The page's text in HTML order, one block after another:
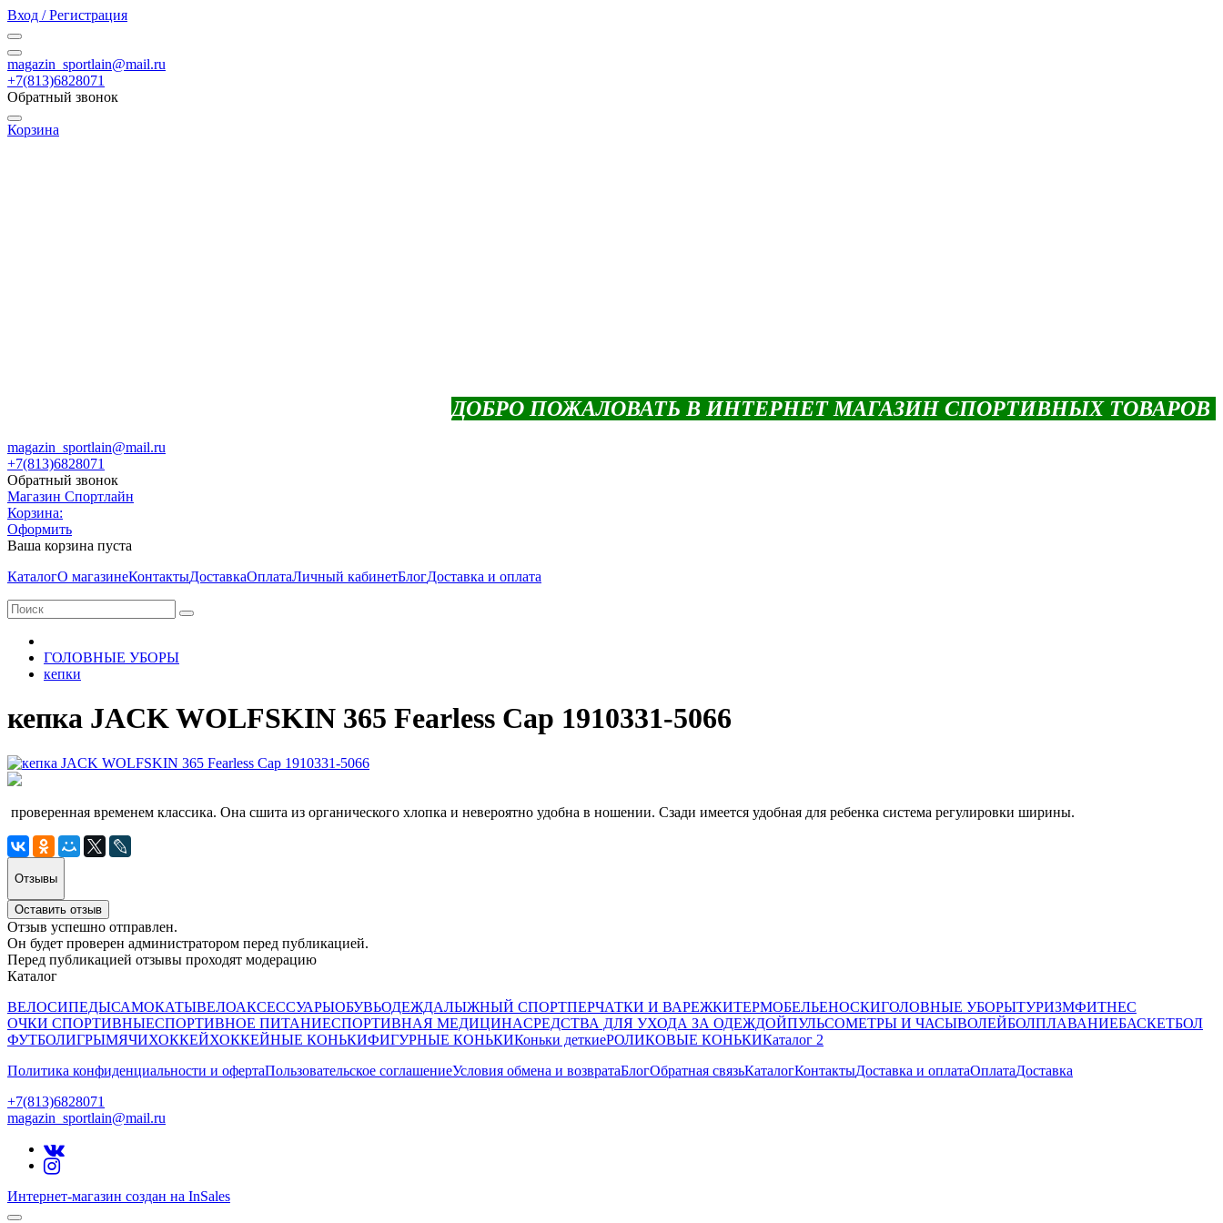
Вход / Регистрация
magazin_sportlain@mail.ru
+7(813)6828071
Обратный звонок
Корзина
ДОБРО ПОЖАЛОВАТЬ В ИНТЕРНЕТ МАГАЗИН СПОРТИВНЫХ ТОВАРОВ
magazin_sportlain@mail.ru
+7(813)6828071
Обратный звонок
Магазин Спортлайн
Корзина:
Оформить
Ваша корзина пуста
КаталогО магазинеКонтактыДоставкаОплатаЛичный кабинетБлогДоставка и оплата
ГОЛОВНЫЕ УБОРЫ
кепки
кепка JACK WOLFSKIN 365 Fearless Cap 1910331-5066
проверенная временем классика. Она сшита из органического хлопка и невероятно удобна в ношении. Сзади имеется удобная для ребенка система регулировки ширины.
Отзывы
Оставить отзыв
Отзыв успешно отправлен.
Он будет проверен администратором перед публикацией.
Перед публикацией отзывы проходят модерацию
Каталог
ВЕЛОСИПЕДЫСАМОКАТЫВЕЛОАКСЕССУАРЫОБУВЬОДЕЖДАЛЫЖНЫЙ СПОРТПЕРЧАТКИ И ВАРЕЖКИТЕРМОБЕЛЬЕНОСКИГОЛОВНЫЕ УБОРЫТУРИЗМФИТНЕС
ОЧКИ СПОРТИВНЫЕСПОРТИВНОЕ ПИТАНИЕСПОРТИВНАЯ МЕДИЦИНАСРЕДСТВА ДЛЯ УХОДА ЗА ОДЕЖДОЙПУЛЬСОМЕТРЫ И ЧАСЫВОЛЕЙБОЛПЛАВАНИЕБАСКЕТБОЛ
ФУТБОЛИГРЫМЯЧИХОККЕЙХОККЕЙНЫЕ КОНЬКИФИГУРНЫЕ КОНЬКИКоньки деткиеРОЛИКОВЫЕ КОНЬКИКаталог 2
Политика конфиденциальности и офертаПользовательское соглашениеУсловия обмена и возвратаБлогОбратная связьКаталогКонтактыДоставка и оплатаОплатаДоставка
+7(813)6828071
magazin_sportlain@mail.ru
Интернет-магазин создан на InSales